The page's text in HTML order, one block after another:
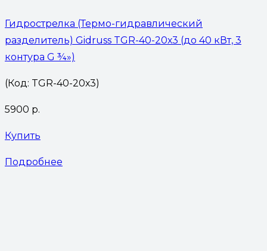
Гидрострелка (Термо-гидравлический
разделитель) Gidruss TGR-40-20х3 (до 40 кВт, 3
контура G ¾»)
(Код: TGR-40-20х3)
5900 р.
Купить
Подробнее